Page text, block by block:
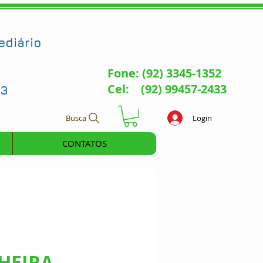
Fone: (92) 3345-1352
Cel: (92) 99457-2433
Busca Login
CONTATOS